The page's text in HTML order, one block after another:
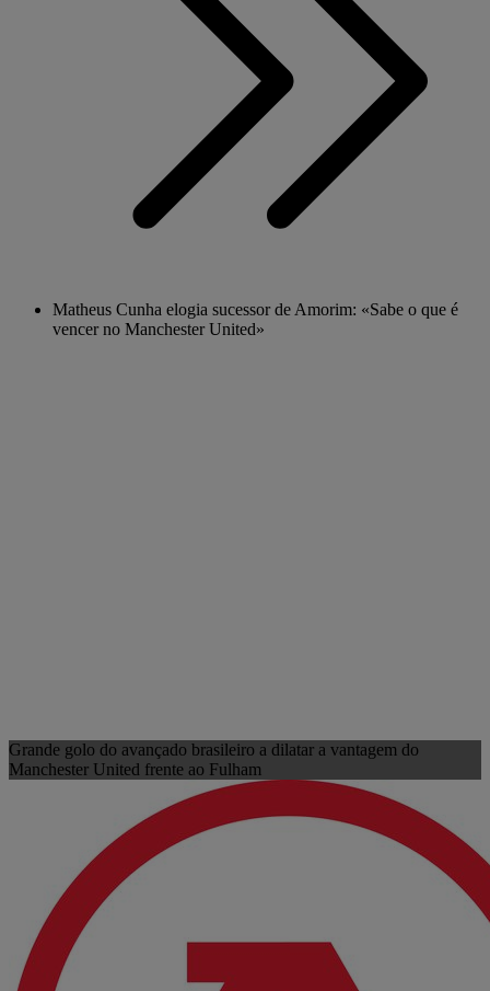
Matheus Cunha elogia sucessor de Amorim: «Sabe o que é
vencer no Manchester United»
Grande golo do avançado brasileiro a dilatar a vantagem do
Manchester United frente ao Fulham